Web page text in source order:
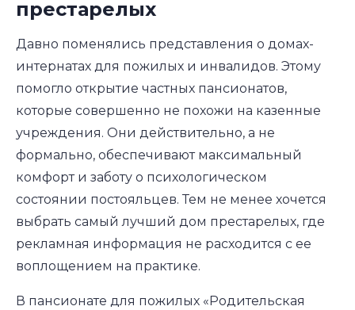
престарелых
Давно поменялись представления о домах-
интернатах для пожилых и инвалидов. Этому
помогло открытие частных пансионатов,
которые совершенно не похожи на казенные
учреждения. Они действительно, а не
формально, обеспечивают максимальный
комфорт и заботу о психологическом
состоянии постояльцев. Тем не менее хочется
выбрать самый лучший дом престарелых, где
рекламная информация не расходится с ее
воплощением на практике.
В пансионате для пожилых «Родительская